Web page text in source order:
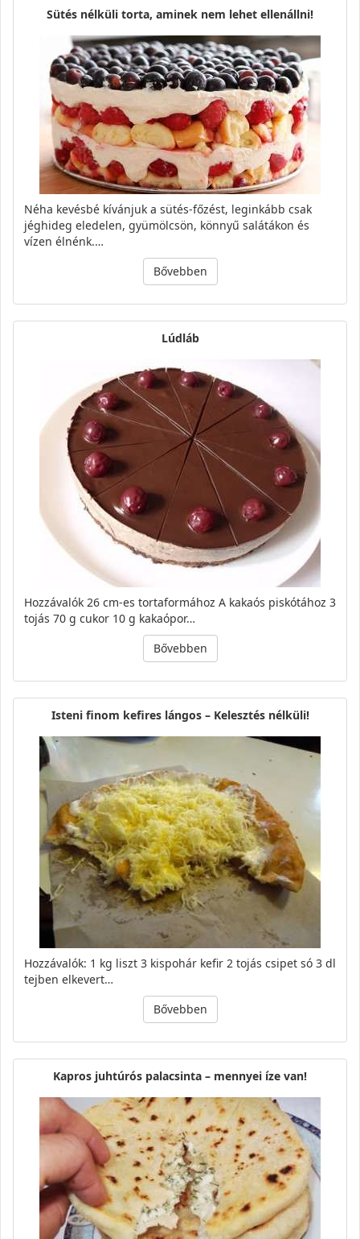
Sütés nélküli torta, aminek nem lehet ellenállni!
Néha kevésbé kívánjuk a sütés-főzést, leginkább csak
jéghideg eledelen, gyümölcsön, könnyű salátákon és
vízen élnénk.…
Bővebben
Lúdláb
Hozzávalók 26 cm-es tortaformához A kakaós piskótához 3
tojás 70 g cukor 10 g kakaópor…
Bővebben
Isteni finom kefires lángos – Kelesztés nélküli!
Hozzávalók: 1 kg liszt 3 kispohár kefir 2 tojás csipet só 3 dl
tejben elkevert…
Bővebben
Kapros juhtúrós palacsinta – mennyei íze van!